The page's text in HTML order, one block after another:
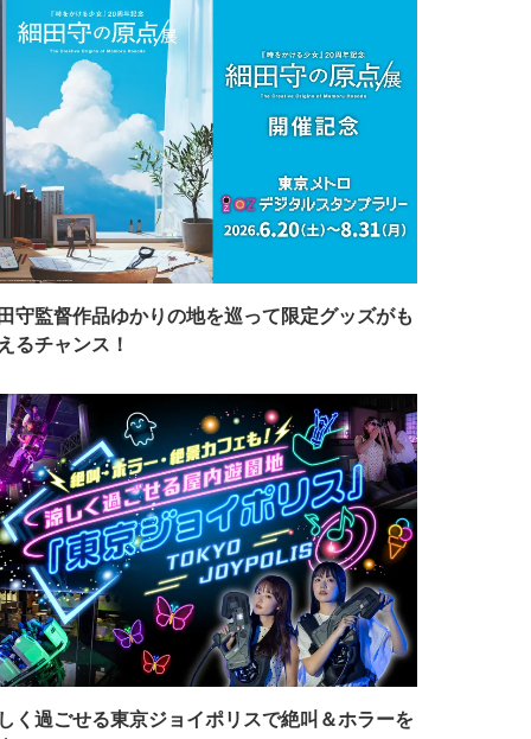
守監督作品ゆかりの地を巡って限定グッズがも
るチャンス！
く過ごせる東京ジョイポリスで絶叫＆ホラーを